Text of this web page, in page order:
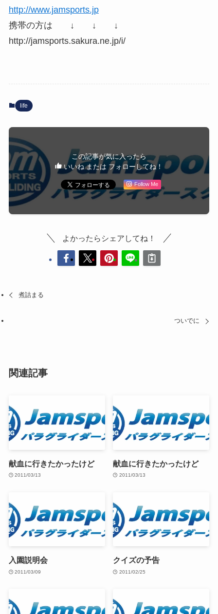
http://www.jamsports.jp
携帯の方は ↓ ↓ ↓
http://jamsports.sakura.ne.jp/i/
life
この記事が気に入ったら
いいね または フォローしてね！
Follow Me
よかったらシェアしてね！
煮詰まる
ついでに
関連記事
献血に行きたかったけど
2011/03/13
献血に行きたかったけど
2011/03/13
入園説明会
2011/03/09
クイズの予告
2011/02/25